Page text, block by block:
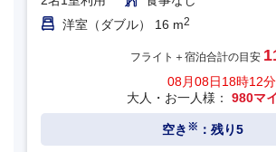
洋室（ダブル） 16 m2
フライト＋宿泊合計の目安
08月08日18時12分
大人・お一人様： 980マ
空き ※ ：残り5